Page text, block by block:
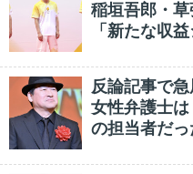
稲垣吾郎・
「新たな収
反論記事で
女性弁護士は
の担当者だっ